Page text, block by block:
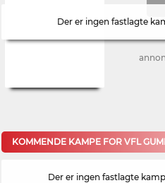
Der er ingen fastlagte
KOMMENDE KAMPE FOR VFL
Der er ingen fastlagte